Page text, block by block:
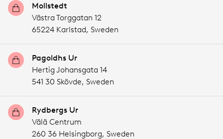
Mollstedt
Västra Torggatan 12
65224 Karlstad, Sweden
Pagoldhs Ur
Hertig Johansgata 14
541 30 Skövde, Sweden
Rydbergs Ur
Välä Centrum
260 36 Helsingborg, Sweden